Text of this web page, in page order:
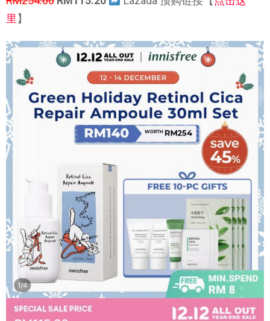
里】